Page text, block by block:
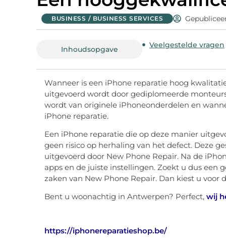
BUSINESS / BUSINESS SERVICES
Inhoudsopgave Veelgestelde vragen
Wanneer is een iPhone reparatie hoog
uitgevoerd wordt door gediplomeerde
wordt van originele iPhoneonderdelen en
iPhone reparatie.
Een iPhone reparatie die op deze manier
geen risico op herhaling van het defect. Deze
uitgevoerd door New Phone Repair. Na de
apps en de juiste instellingen. Zoekt u dus een
zaken van New Phone Repair. Dan kiest u voor
Bent u woonachtig in Antwerpen? Perfect, wij
https://iphonereparatieshop.be/